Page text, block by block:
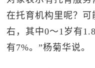
在托育机构里呢？可
右，其中0～1岁有
有7%。”杨菊华说。